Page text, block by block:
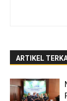
ARTIKEL